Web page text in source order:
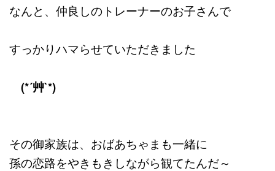
なんと、仲良しのトレーナーのお子さんで
すっかりハマらせていただきました
(*´艸`*)
その御家族は、おばあちゃまも一緒に
孫の恋路をやきもきしながら観てたんだ～